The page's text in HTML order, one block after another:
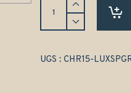
Chrysler
Avant
UGS : CHR15-